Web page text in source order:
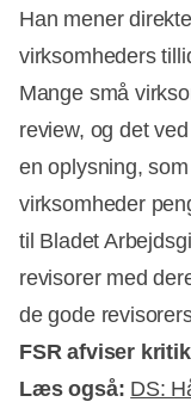
Han mener
virksomheders
Mange små
review, og det
en oplysning,
virksomheder
til Bladet
revisorer med
de gode
FSR afviser
Læs også: DS: